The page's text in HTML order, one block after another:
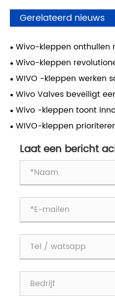
Gerelateerd nieuws
Wivo-kleppen onthullen
corrosiebestendige klep
omgevingen
Wivo-kleppen
met
diepten
WIVO -kleppen werken
energie -reuzen om de
waterstofinfrastructuur te
Wivo Valves beveiligt
de Zuid -Amerikaanse
gietijzeren mesgatkleppen
Wivo -kleppen toont
op de 137e Canton Fair
WIVO-kleppen
Laat een bericht